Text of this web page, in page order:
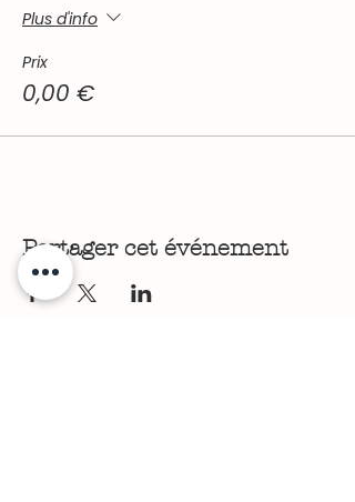
Plus d'info
Prix
0,00 €
Partager cet événement